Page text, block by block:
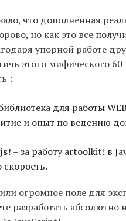
что дополненная
но как это все
упорной работе
этого мифического 60
:
для работы
и опыт по ведению
– за работу artoolkit! в
скорость.
огромное поле для
разработать абсолютно